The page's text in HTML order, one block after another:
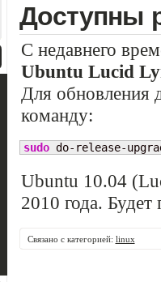
Доступны
С недавнего
Ubuntu Lucid
Для обновления
команду:
sudo do-release-
Ubuntu 10.04
2010 года.
Связано с категорией: linux